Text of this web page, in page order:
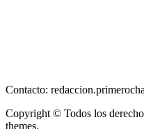
Contacto:
Copyright © Todos los
themes.